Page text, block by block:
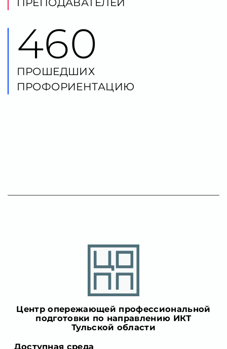
ПРОФОРИЕНТАЦИЮ
Тульской области
Правила сайта и политика
конфиденциальности
г. Донской, улица 30 лет Победы, 4/1